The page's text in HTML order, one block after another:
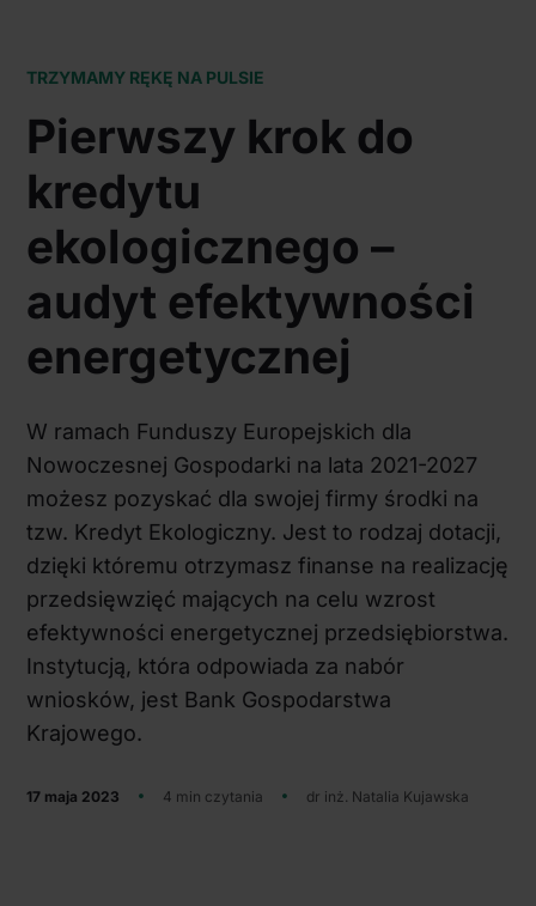
TRZYMAMY RĘKĘ NA PULSIE
Pierwszy krok do
kredytu
ekologicznego –
audyt efektywności
energetycznej
W ramach Funduszy Europejskich dla
Nowoczesnej Gospodarki na lata 2021-2027
możesz pozyskać dla swojej firmy środki na
tzw. Kredyt Ekologiczny. Jest to rodzaj dotacji,
dzięki któremu otrzymasz finanse na realizację
przedsięwzięć mających na celu wzrost
efektywności energetycznej przedsiębiorstwa.
Instytucją, która odpowiada za nabór
wniosków, jest Bank Gospodarstwa
Krajowego.
17 maja 2023 4 min czytania dr inż. Natalia Kujawska